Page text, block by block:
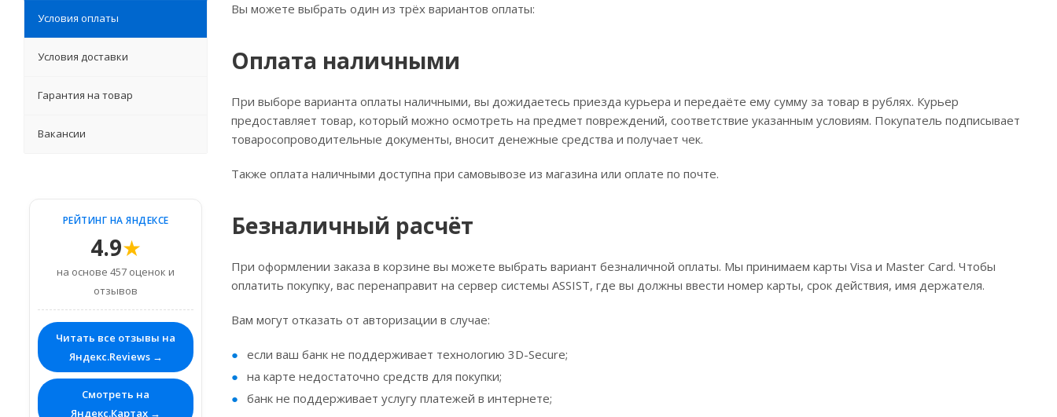
Вы можете выбрать один из трёх вариантов оплаты:
Оплата наличными
При выборе варианта оплаты наличными, вы дожидаетесь приезда курьера и передаёте ему сумму за товар в рублях. Курьер
предоставляет товар, который можно осмотреть на предмет повреждений, соответствие указанным условиям. Покупатель подписывает
товаросопроводительные документы, вносит денежные средства и получает чек.
Также оплата наличными доступна при самовывозе из магазина или оплате по почте.
Безналичный расчёт
При оформлении заказа в корзине вы можете выбрать вариант безналичной оплаты. Мы принимаем карты Visa и Master Card. Чтобы
оплатить покупку, вас перенаправит на сервер системы ASSIST, где вы должны ввести номер карты, срок действия, имя держателя.
Вам могут отказать от авторизации в случае:
если ваш банк не поддерживает технологию 3D-Secure;
на карте недостаточно средств для покупки;
банк не поддерживает услугу платежей в интернете;
Условия оплаты
Условия доставки
Гарантия на товар
Вакансии
РЕЙТИНГ НА ЯНДЕКСЕ
4.9★
на основе 457 оценок и
отзывов
Читать все отзывы на
Яндекс.Reviews →
Смотреть на
Яндекс.Картах →